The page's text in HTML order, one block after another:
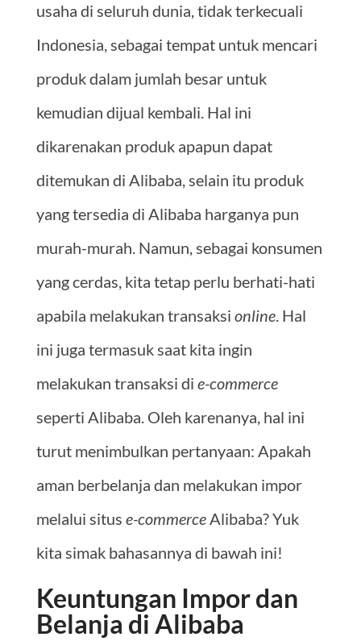
usaha di seluruh dunia, tidak terkecuali
Indonesia, sebagai tempat untuk mencari
produk dalam jumlah besar untuk
kemudian dijual kembali. Hal ini
dikarenakan produk apapun dapat
ditemukan di Alibaba, selain itu produk
yang tersedia di Alibaba harganya pun
murah-murah. Namun, sebagai konsumen
yang cerdas, kita tetap perlu berhati-hati
apabila melakukan transaksi online. Hal
ini juga termasuk saat kita ingin
melakukan transaksi di e-commerce
seperti Alibaba. Oleh karenanya, hal ini
turut menimbulkan pertanyaan: Apakah
aman berbelanja dan melakukan impor
melalui situs e-commerceAlibaba? Yuk
kita simak bahasannya di bawah ini!
Keuntungan Impor dan
Belanja di Alibaba